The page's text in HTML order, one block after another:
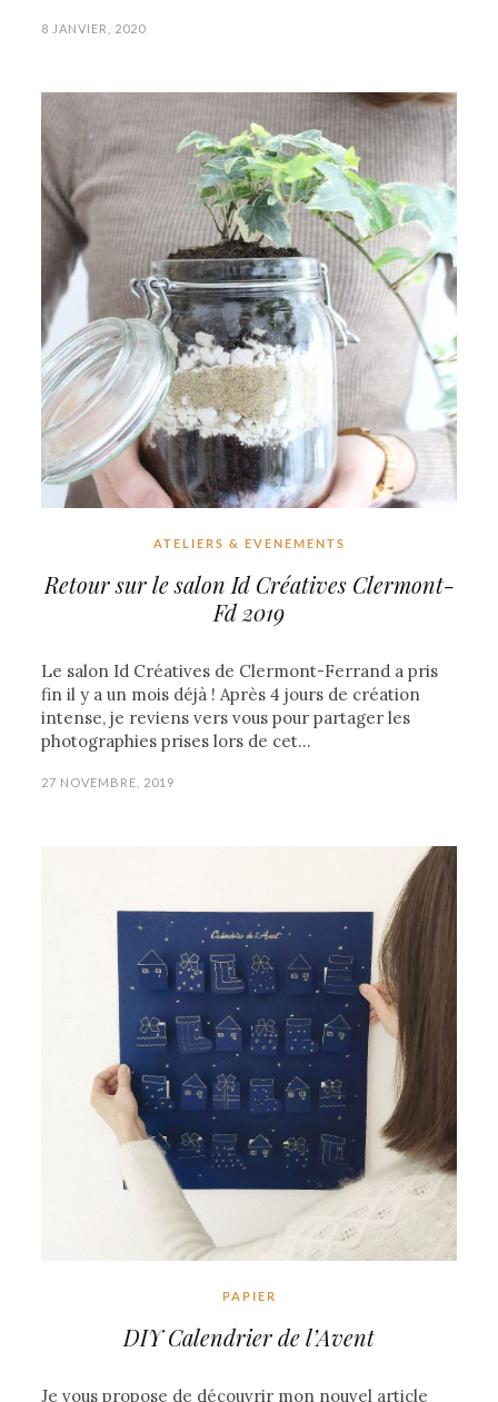
8 JANVIER, 2020
ATELIERS & EVENEMENTS
Retour sur le salon Id Créatives Clermont-
Fd 2019
Le salon Id Créatives de Clermont-Ferrand a pris
fin il y a un mois déjà ! Après 4 jours de création
intense, je reviens vers vous pour partager les
photographies prises lors de cet…
27 NOVEMBRE, 2019
PAPIER
DIY Calendrier de l’Avent
Je vous propose de découvrir mon nouvel article